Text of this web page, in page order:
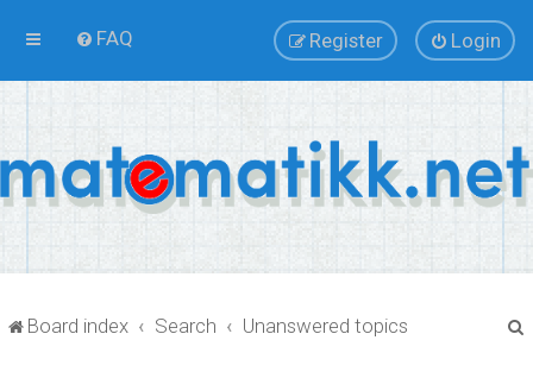
FAQ Login
Register
Board index Search Unanswered topics